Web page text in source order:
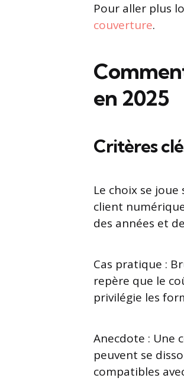
Pour aller plus
couverture.
en 2025
Critères
Le choix se
client
des années et
Cas pratique :
repère que le
privilégie les
Anecdote : Une
peuvent se
compatibles